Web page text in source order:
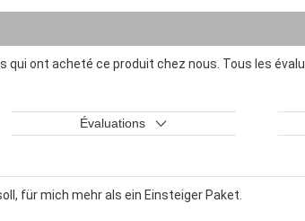
ont acheté ce produit chez nous. Tous les
Évaluations
für mich mehr als ein Einsteiger Paket.